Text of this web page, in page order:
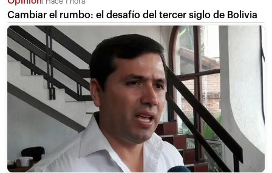
Cambiar el rumbo: el desafío del tercer siglo de Bolivia